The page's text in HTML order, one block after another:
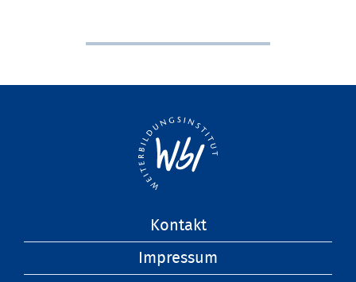
Kontakt
Impressum